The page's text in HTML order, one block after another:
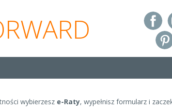
wybierzesz e-Raty, wypełnisz formularz i